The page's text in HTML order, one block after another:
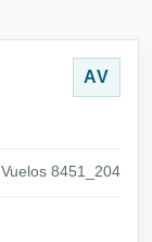
AV
Vuelos 8451_204